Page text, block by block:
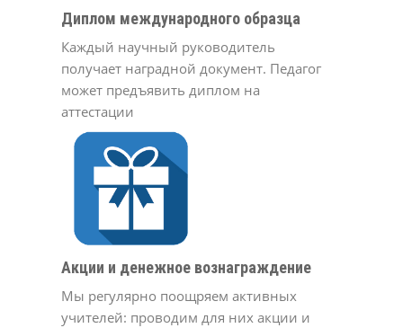
Диплом международного образца
Каждый научный руководитель
получает наградной документ. Педагог
может предъявить диплом на
аттестации
Акции и денежное вознаграждение
Мы регулярно поощряем активных
учителей: проводим для них акции и